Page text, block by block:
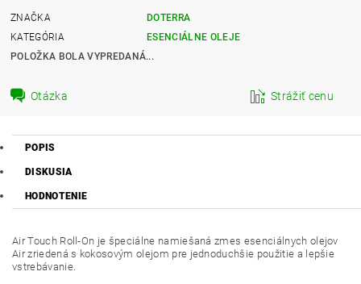
ZNAČKA
DOTERRA
KATEGÓRIA
ESENCIÁLNE OLEJE
POLOŽKA BOLA VYPREDANÁ...
Otázka Strážiť cenu
POPIS
DISKUSIA
HODNOTENIE
Air Touch Roll-On je špeciálne namiešaná zmes esenciálnych olejov
Air zriedená s kokosovým olejom pre jednoduchšie použitie a lepšie
vstrebávanie.